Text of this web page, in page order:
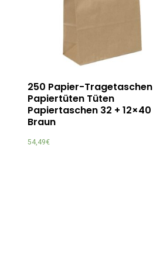
250 Papier-Tragetaschen
Papiertüten Tüten
Papiertaschen 32 + 12×40
Braun
54,49€